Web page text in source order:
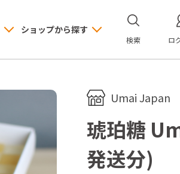
ショップから探す
検索 ロ
Umai Japan
琥珀糖
発送分)